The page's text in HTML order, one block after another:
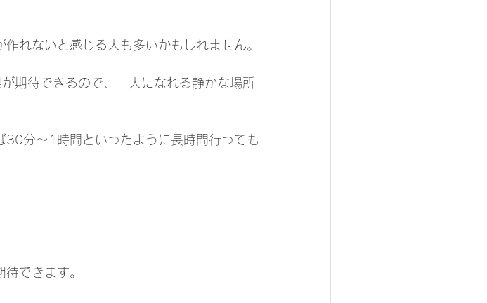
れないと感じる人も多いかもしれません。
期待できるので、一人になれる静かな場所
30分～1時間といったように長時間行っても
できます。